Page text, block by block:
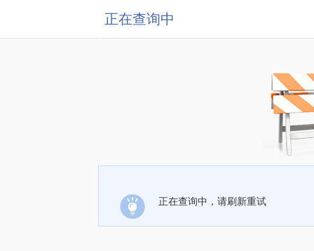
正在查询中
正在查询中，请刷新重试